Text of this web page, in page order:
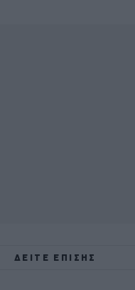
ΔΕΙΤΕ ΕΠΙΣΗΣ